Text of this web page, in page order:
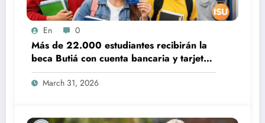
En 0
Más de 22.000 estudiantes recibirán la
beca Butiá con cuenta bancaria y tarjeta
de débito
March 31, 2026